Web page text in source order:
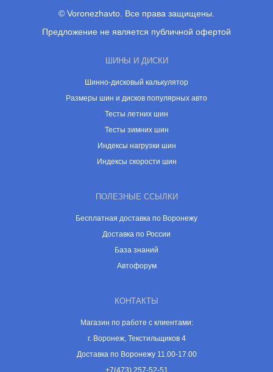
© Voronezhavto. Все права защищены.
Предложение не является публичной офертой
ШИНЫ И ДИСКИ
Шинно-дисковый калькулятор
Размеры шин и дисков популярных авто
Тесты летних шин
Тесты зимних шин
Индексы нагрузки шин
Индексы скорости шин
ПОЛЕЗНЫЕ ССЫЛКИ
Бесплатная доставка по Воронежу
Доставка по России
База знаний
Автофорум
КОНТАКТЫ
Магазин по работе с клиентами:
г. Воронеж, Текстильщиков 4
Доставка по Воронежу 11.00-17.00
+7(473) 257-52-51